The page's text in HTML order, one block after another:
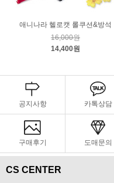
애니나라 헬로캣 롤쿠션&방석
16,000원
14,400원
공지사항 카톡상담
구매후기 도매문의
CS CENTER